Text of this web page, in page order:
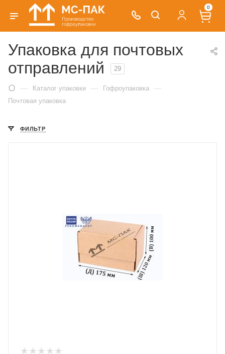
0
Упаковка для почтовых
отправлений
29
— Каталог упаковки — Гофроупаковка —
Почтовая упаковка
ФИЛЬТР